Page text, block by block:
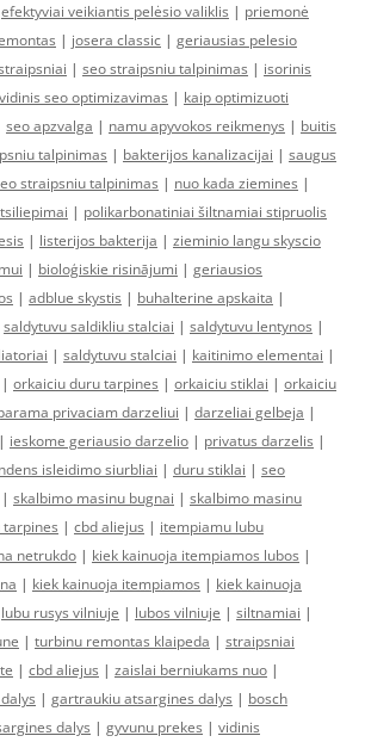
efektyviai veikiantis pelėsio valiklis | priemonė
| josera classic | geriausias pelesio
| seo straipsniu talpinimas | isorinis
vidinis seo optimizavimas | kaip optimizuoti
seo apzvalga | namu apyvokos reikmenys | buitis
talpinimas | bakterijos kanalizacijai | saugus
straipsniu talpinimas | nuo kada ziemines |
| polikarbonatiniai šiltnamiai stipruolis
| listerijos bakterija | zieminio langu skyscio
| bioloģiskie risinājumi | geriausios
| adblue skystis | buhalterine apskaita |
saldytuvu saldikliu stalciai | saldytuvu lentynos |
| saldytuvu stalciai | kaitinimo elementai |
| orkaiciu duru tarpines | orkaiciu stiklai | orkaiciu
privaciam darzeliui | darzeliai gelbeja |
| ieskome geriausio darzelio | privatus darzelis |
isleidimo siurbliai | duru stiklai | seo
| skalbimo masinu bugnai | skalbimo masinu
| cbd aliejus | itempiamu lubu
netrukdo | kiek kainuoja itempiamos lubos |
| kiek kainuoja itempiamos | kiek kainuoja
lubu rusys vilniuje | lubos vilniuje | siltnamiai |
| turbinu remontas klaipeda | straipsniai
| cbd aliejus | zaislai berniukams nuo |
| gartraukiu atsargines dalys | bosch
dalys | gyvunu prekes | vidinis